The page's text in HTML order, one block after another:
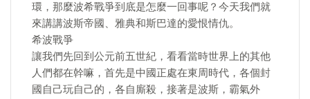
環，那麼波希戰爭到底是怎麼一回事呢？今天我們就
來講講波斯帝國、雅典和斯巴達的愛恨情仇。
希波戰爭
讓我們先回到公元前五世紀，看看當時世界上的其他
人們都在幹嘛，首先是中國正處在東周時代，各個封
國自己玩自己的，各自廝殺，接著是波斯，霸氣外